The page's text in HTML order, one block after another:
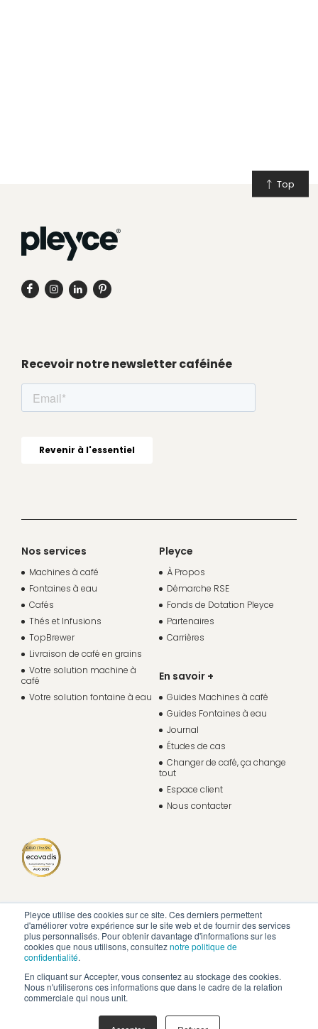
Pleyce utilise des cookies sur ce site. Ces derniers permettent
d'améliorer votre expérience sur le site web et de fournir des services
plus personnalisés. Pour obtenir davantage d'informations sur les
cookies que nous utilisons, consulteznotre politique de
confidentialité.
En cliquant sur Accepter, vous consentez au stockage des cookies.
Nous n'utiliserons ces informations que dans le cadre de la relation
commerciale qui nous unit.
Top
Recevoir notre newsletter caféinée
Nos services
Machines à café
Fontaines à eau
Cafés
Thés et Infusions
TopBrewer
Livraison de café en grains
Votre solution machine à
café
Votre solution fontaine à eau
Pleyce
À Propos
Démarche RSE
Fonds de Dotation Pleyce
Partenaires
Carrières
En savoir +
Guides Machines à café
Guides Fontaines à eau
Journal
Études de cas
Changer de café, ça change
tout
Espace client
Nous contacter
Politique de confidentialité Mentions légales